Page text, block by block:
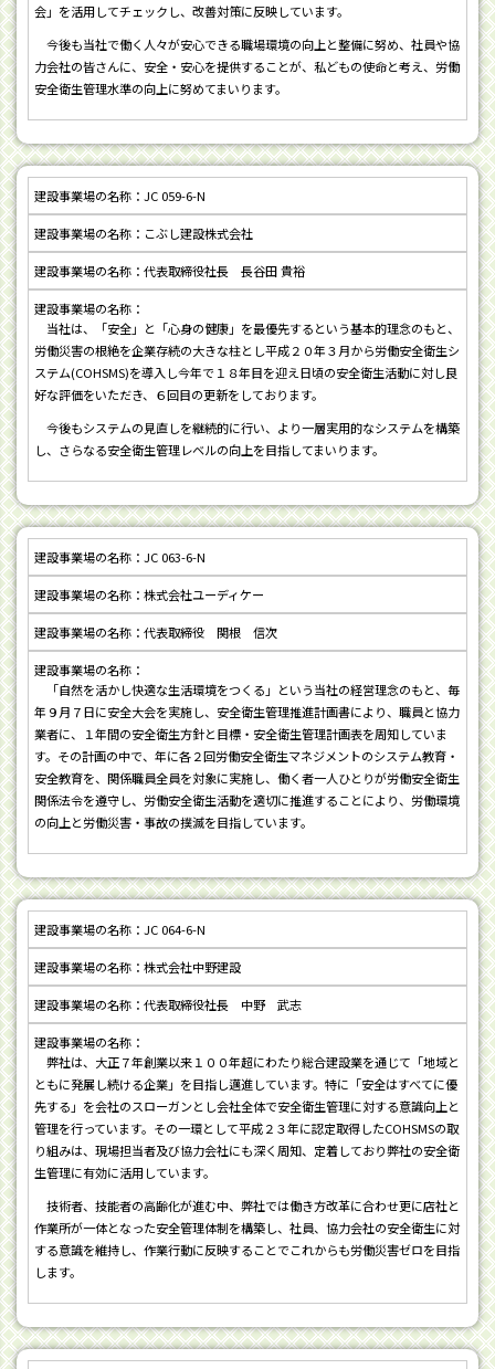
会」を活用してチェックし、改善対策に反映しています。
今後も当社で働く人々が安心できる職場環境の向上と整備に努め、社員や協
力会社の皆さんに、安全・安心を提供することが、私どもの使命と考え、労働
安全衛生管理水準の向上に努めてまいります。
JC 059-6-N
こぶし建設株式会社
代表取締役社長 長谷田 貴裕
当社は、「安全」と「心身の健康」を最優先するという基本的理念のもと、
労働災害の根絶を企業存続の大きな柱とし平成２０年３月から労働安全衛生シ
ステム(COHSMS)を導入し今年で１８年目を迎え日頃の安全衛生活動に対し良
好な評価をいただき、６回目の更新をしております。
今後もシステムの見直しを継続的に行い、より一層実用的なシステムを構築
し、さらなる安全衛生管理レベルの向上を目指してまいります。
JC 063-6-N
株式会社ユーディケー
代表取締役 関根 信次
「自然を活かし快適な生活環境をつくる」という当社の経営理念のもと、毎
年９月７日に安全大会を実施し、安全衛生管理推進計画書により、職員と協力
業者に、１年間の安全衛生方針と目標・安全衛生管理計画表を周知していま
す。その計画の中で、年に各２回労働安全衛生マネジメントのシステム教育・
安全教育を、関係職員全員を対象に実施し、働く者一人ひとりが労働安全衛生
関係法令を遵守し、労働安全衛生活動を適切に推進することにより、労働環境
の向上と労働災害・事故の撲滅を目指しています。
JC 064-6-N
株式会社中野建設
代表取締役社長 中野 武志
弊社は、大正７年創業以来１００年超にわたり総合建設業を通じて「地域と
ともに発展し続ける企業」を目指し邁進しています。特に「安全はすべてに優
先する」を会社のスローガンとし会社全体で安全衛生管理に対する意識向上と
管理を行っています。その一環として平成２３年に認定取得したCOHSMSの取
り組みは、現場担当者及び協力会社にも深く周知、定着しており弊社の安全衛
生管理に有効に活用しています。
技術者、技能者の高齢化が進む中、弊社では働き方改革に合わせ更に店社と
作業所が一体となった安全管理体制を構築し、社員、協力会社の安全衛生に対
する意識を維持し、作業行動に反映することでこれからも労働災害ゼロを目指
します。